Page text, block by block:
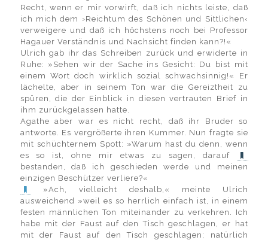
Recht, wenn er mir vorwirft, daß ich nichts leiste, daß
ich mich dem ›Reichtum des Schönen und Sittlichen‹
verweigere und daß ich höchstens noch bei Professor
Hagauer Verständnis und Nachsicht finden kann?!«
Ulrich gab ihr das Schreiben zurück und erwiderte in
Ruhe: »Sehen wir der Sache ins Gesicht: Du bist mit
einem Wort doch wirklich sozial schwachsinnig!« Er
lächelte, aber in seinem Ton war die Gereiztheit zu
spüren, die der Einblick in diesen vertrauten Brief in
ihm zurückgelassen hatte.
Agathe aber war es nicht recht, daß ihr Bruder so
antworte. Es vergrößerte ihren Kummer. Nun fragte sie
mit schüchternem Spott: »Warum hast du denn, wenn
es so ist, ohne mir etwas zu sagen, darauf
bestanden, daß ich geschieden werde und meinen
einzigen Beschützer verliere?«
»Ach, vielleicht deshalb,« meinte Ulrich
ausweichend »weil es so herrlich einfach ist, in einem
festen männlichen Ton miteinander zu verkehren. Ich
habe mit der Faust auf den Tisch geschlagen, er hat
mit der Faust auf den Tisch geschlagen; natürlich